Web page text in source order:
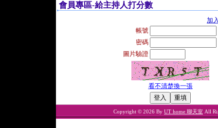
會員專區-給主持人打分數
加
帳號
密碼
圖片驗證
看不清楚換一張
Copyright © 2026 By UT home 聊天室 All